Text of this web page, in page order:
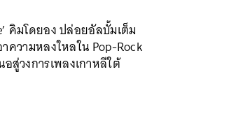
คิมโดยอง ปล่อยอัลบั้มเต็ม
ความหลงใหลใน Pop-Rock
สู่วงการเพลงเกาหลีใต้